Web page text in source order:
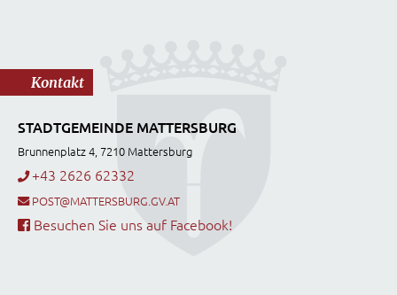
Kontakt
STADTGEMEINDE MATTERSBURG
Brunnenplatz 4, 7210 Mattersburg
+43 2626 62332
POST@MATTERSBURG.GV.AT
Besuchen Sie uns auf Facebook!